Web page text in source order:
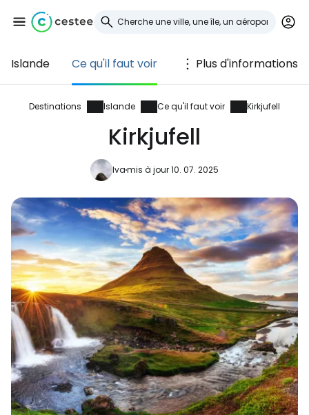
Islande Ce qu'il faut voir Plus d'informations
Destinations Islande Ce qu'il faut voir Kirkjufell
Kirkjufell
Ivamis à jour 10. 07. 2025
Se connecter à
Cestee
... la communauté mondiale des voyageurs
Continuer avec Google
Continuer avec Facebook
Poursuivre avec le courrier
électronique